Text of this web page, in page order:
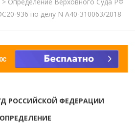
936 по делу N А40-310063/2018
РОССИЙСКОЙ ФЕДЕРАЦИИ
ОПРЕДЕЛЕНИЕ